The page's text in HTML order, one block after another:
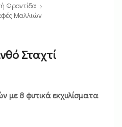
Φροντίδα
Μαλλιών
Σταχτί
με 8 φυτικά εκχυλίσματα